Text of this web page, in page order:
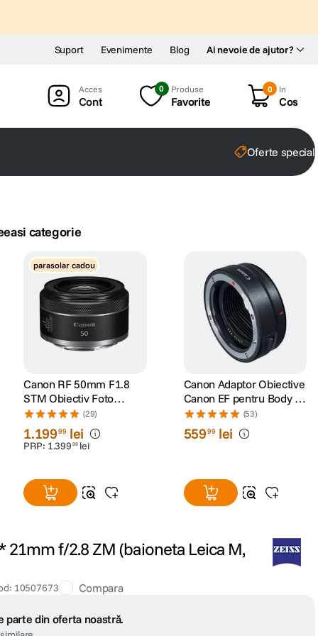
Ai nevoie de ajutor?
Suport Evenimente Blog
Cont
0 Produse
Favorite
0 In
Cos
Oferte
categorie
parasolar cadou
Canon RF 50mm F1.8
STM Obiectiv Foto
Mirrorless
(29)
1.19999 lei
PRP: 1.399 99 lei
Canon Adaptor Obiective
Canon EF pentru Body cu
Montura RF (53)
55999 lei
21mm f/2.8 ZM (baioneta Leica M,
: 10507673 Compara
parte din oferta noastră.